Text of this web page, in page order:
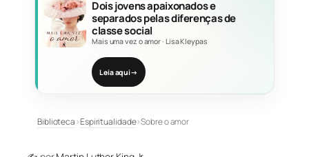
Dois jovens apaixonados e
separados pelas diferenças de
classe social
Mais uma vez o amor· Lisa Kleypas
Leia aqui→
Biblioteca›Espiritualidade›Sobre o amor